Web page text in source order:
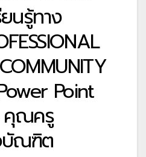
นรู้ทาง
Point
คุณครู
บัณฑิต